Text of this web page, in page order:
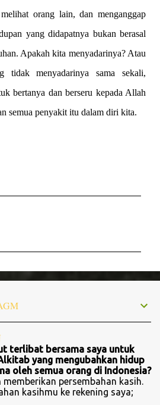
orang lain, dan menganggap
yang didapatnya bukan berasal
Apakah kita menyadarinya? Atau
tidak menyadarinya sama sekali,
bertanya dan berseru kepada Allah
semua penyakit itu dalam diri kita.
terlibat bersama saya untuk
yang mengubahkan hidup
oleh semua orang di Indonesia?
persembahan kasih.
kasihmu ke rekening saya;